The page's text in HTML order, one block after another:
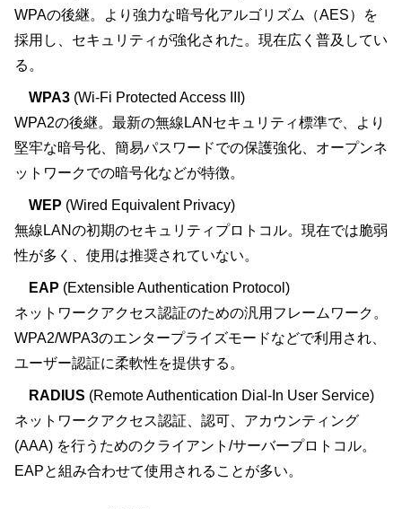
WPAの後継。より強力な暗号化アルゴリズム（AES）を
採用し、セキュリティが強化された。現在広く普及してい
る。
WPA3 (Wi-Fi Protected Access III)
WPA2の後継。最新の無線LANセキュリティ標準で、より
堅牢な暗号化、簡易パスワードでの保護強化、オープンネ
ットワークでの暗号化などが特徴。
WEP (Wired Equivalent Privacy)
無線LANの初期のセキュリティプロトコル。現在では脆弱
性が多く、使用は推奨されていない。
EAP (Extensible Authentication Protocol)
ネットワークアクセス認証のための汎用フレームワーク。
WPA2/WPA3のエンタープライズモードなどで利用され、
ユーザー認証に柔軟性を提供する。
RADIUS (Remote Authentication Dial-In User Service)
ネットワークアクセス認証、認可、アカウンティング
(AAA) を行うためのクライアント/サーバープロトコル。
EAPと組み合わせて使用されることが多い。